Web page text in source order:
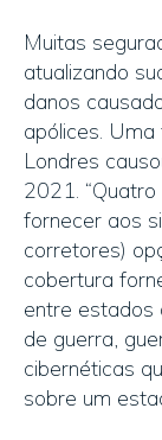
Muitas
atualizando
danos
apólices.
Londres
2021.
fornecer aos
corretores)
cobertura
entre estados
de guerra,
cibernéticas
sobre um